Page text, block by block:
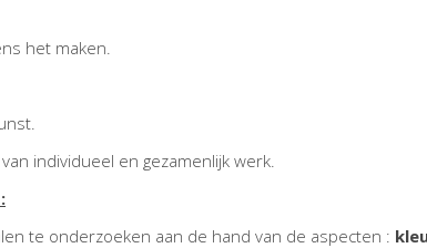
het maken.
individueel en gezamenlijk werk.
te onderzoeken aan de hand van de aspecten :